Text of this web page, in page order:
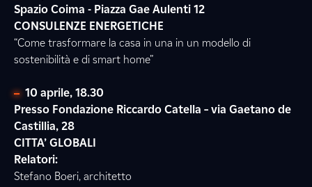
Spazio Coima - Piazza Gae Aulenti 12
CONSULENZE ENERGETICHE
“Come trasformare la casa in una in un modello di
sostenibilità e di smart home”
10 aprile, 18.30
Presso Fondazione Riccardo Catella – via Gaetano de
Castillia, 28
CITTA’ GLOBALI
Relatori:
Stefano Boeri, architetto